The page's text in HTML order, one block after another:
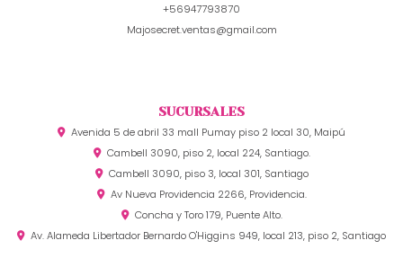
+56947793870
Majosecret.ventas@gmail.com
SUCURSALES
Avenida 5 de abril 33 mall Pumay piso 2 local 30, Maipú
Cambell 3090, piso 2, local 224, Santiago.
Cambell 3090, piso 3, local 301, Santiago
Av Nueva Providencia 2266, Providencia.
Concha y Toro 179, Puente Alto.
Av. Alameda Libertador Bernardo O'Higgins 949, local 213, piso 2, Santiago